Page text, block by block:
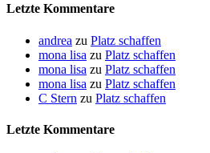
Letzte Kommentare
andrea zu Platz schaffen
mona lisa zu Platz schaffen
mona lisa zu Platz schaffen
mona lisa zu Platz schaffen
C Stern zu Platz schaffen
Letzte Kommentare